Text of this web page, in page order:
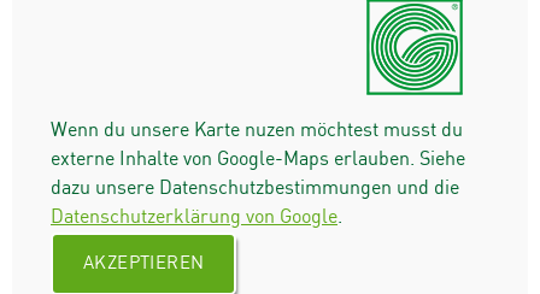
Wenn du unsere Karte nuzen möchtest musst du
externe Inhalte von Google-Maps erlauben. Siehe
dazu unsere Datenschutzbestimmungen und die
Datenschutzerklärung von Google.
AKZEPTIEREN